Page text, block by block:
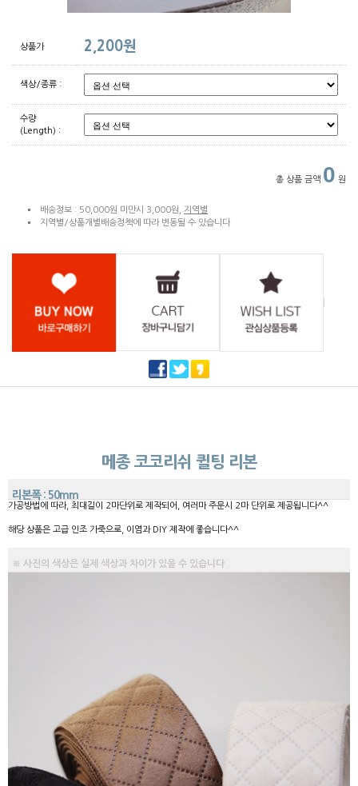
상품가 2,200원
색상/종류 :
수량
(Length) :
총 상품 금액 0 원
배송정보 : 50,000원 미만시 3,000원, 지역별
지역별/상품개별배송정책에 따라 변동될 수 있습니다
메종 코코리쉬 퀼팅 리본
리본폭 : 50mm
가공방법에 따라, 최대길이 2마단위로 제작되어, 여러마 주문시 2마 단위로 제공됩니다^^
해당 상품은 고급 인조 가죽으로, 이염과 DIY 제작에 좋습니다^^
※ 사진의 색상은 실제 색상과 차이가 있을 수 있습니다